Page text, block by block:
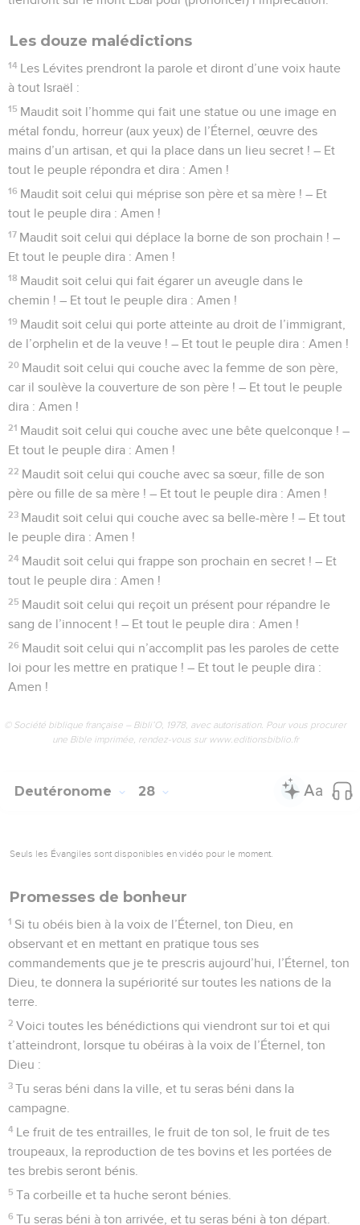
Tu seras maudit à ton arrivée, et tu seras maudit à ton
départ.
20 L’Éternel enverra contre toi la malédiction, le trouble et la
menace, dans toutes tes entreprises, jusqu’à ce que tu sois
détruit, jusqu’à ce que tu périsses promptement, à cause de
la méchanceté de tes agissements et parce que tu m’auras
abandonné.
L’Éternel attachera à toi la peste, jusqu’à ce qu’elle
t’extermine du pays dans lequel tu vas entrer pour en
L’Éternel te frappera de dépérissement, de fièvre,
nielle, qui te poursuivront jusqu’à ce que tu périsses.
de fer.
de la poudre ; il en descendra du ciel sur toi jusqu’à ce que
tu sois détruit.
sortiras contre eux par un seul chemin et tu t’enfuiras devant
eux par sept chemins ; et tu seras un objet de terreur pour
tous les royaumes de la terre.
26 Ton cadavre sera la pâture de tous les oiseaux du ciel et
des bêtes de la terre ; et il n’y aura personne pour les
troubler.
27 L’Éternel te frappera de l’ulcère d’Égypte, d’hémorrhoïdes,
de gale et de démangeaisons, dont tu ne pourras guérir.
28 L’Éternel te frappera de délire, d’aveuglement, de
déraison,
29 et tu tâtonneras en plein midi comme l’aveugle tâtonne
dans l’obscurité, tu ne réussiras pas dans tes desseins et tu
seras tous les jours opprimé, dépouillé, et il n’y aura
30
Tu auras une fiancée, et un autre homme la violera ; tu
Ton bœuf sera égorgé sous tes yeux, et tu n’en mangeras
personne pour venir à ton secours.
yeux le verront et languiront tout le jour après eux, et tu n’y
pourras rien.
33 Un peuple que tu n’auras pas connu mangera le fruit de
ton sol et tout le produit de ton travail, et tu seras tous les
jours opprimé et écrasé.
34 Le spectacle que tu auras sous les yeux te jettera dans le
délire.
35 L’Éternel te frappera aux genoux et aux jambes d’un
ulcère malin dont tu ne pourras guérir, (il te frappera) depuis
la plante du pied jusqu’au sommet de la tête.
36 L’Éternel te fera marcher, toi et ton roi que tu auras établi
sur toi, vers une nation que tu n’auras pas connue, ni toi ni
tes pères. Là, tu rendras un culte à d’autres dieux, du bois et
de la pierre.
37 Et tu deviendras l’étonnement, la fable et l’opprobre de
tous les peuples chez qui l’Éternel te mènera.